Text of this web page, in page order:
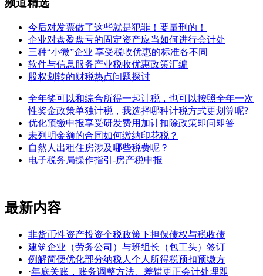
频道精选
今后对发票做了这些就是犯罪！要量刑的！
企业对盘盈盘亏的固定资产应当如何进行会计处
三种“小微”企业 享受税收优惠的标准各不同
软件与信息服务产业税收优惠政策汇编
股权划转的财税热点问题探讨
全年奖可以和综合所得一起计税，也可以按照全年一次
性奖金政策单独计税，我选择哪种计税方式更划算呢?
优化预缴申报享受研发费用加计扣除政策即问即答
未列明金额的合同如何缴纳印花税？
自然人出租住房涉及哪些税费呢？
电子税务局操作指引-房产税申报
最新内容
非货币性资产投资个税政策下担保债权与税收债
建筑企业（劳务公司）与班组长（包工头）签订
例解简便优化部分纳税人个人所得税预扣预缴方
·年底关账，账务调整方法、差错更正会计处理即